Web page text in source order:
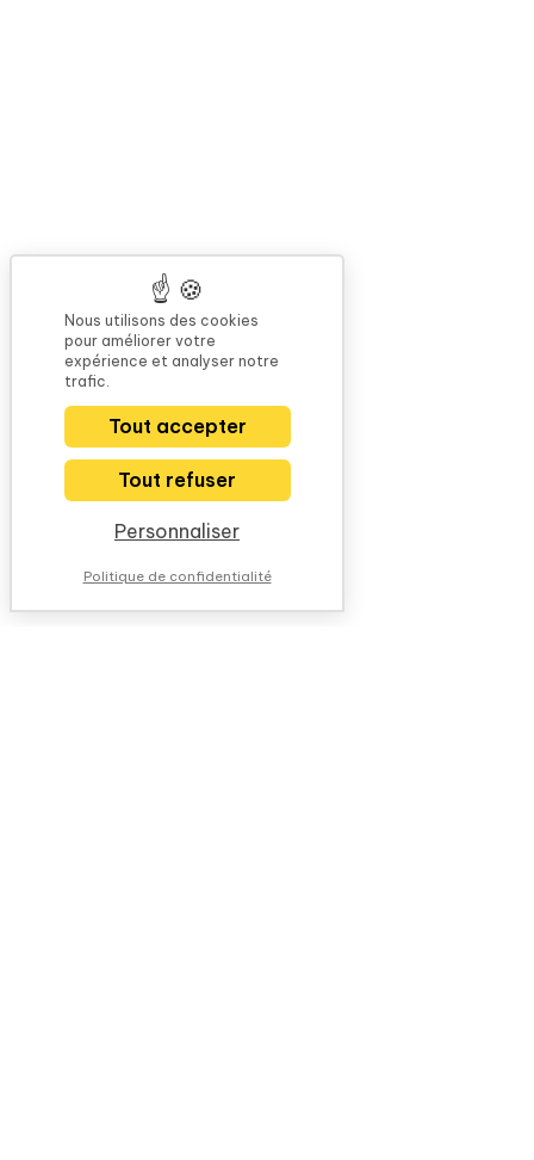
Nous utilisons des cookies
pour améliorer votre
expérience et analyser notre
trafic.
Tout accepter
Tout refuser
Personnaliser
Politique de confidentialité